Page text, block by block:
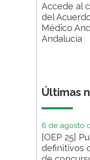
Accede al
del
Médico
Andalucía
Últimas
6 de agosto
[OEP 25]
definitivos